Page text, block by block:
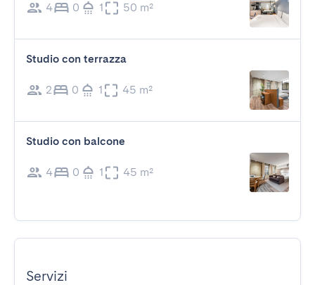
4 0 1 50 m²
Studio con terrazza
2 0 1 45 m²
Studio con balcone
4 0 1 45 m²
Servizi